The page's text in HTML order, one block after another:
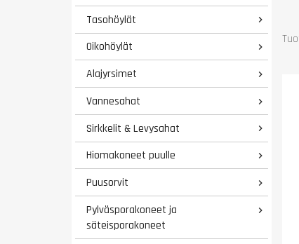
Tasohöylät 
Oikohöylät 
Alajyrsimet 
Vannesahat 
Sirkkelit & Levysahat 
Hiomakoneet puulle 
Puusorvit 
Pylväsporakoneet ja
säteisporakoneet
